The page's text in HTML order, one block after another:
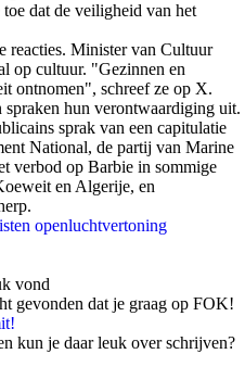
dat de veiligheid van het
reacties. Minister van Cultuur
op cultuur. "Gezinnen en
ontnomen", schreef ze op X.
hun verontwaardiging uit.
sprak van een capitulatie
National, de partij van Marine
verbod op Barbie in sommige
en Algerije, en
openluchtvertoning
vond
gevonden dat je graag op FOK!
kun je daar leuk over schrijven?